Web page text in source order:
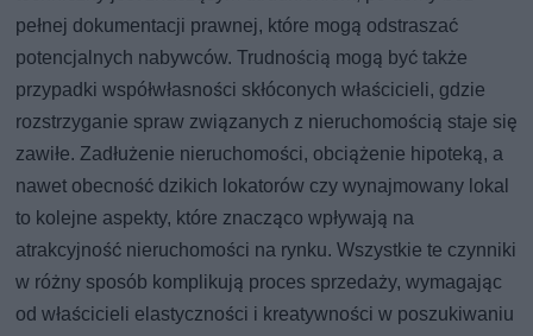
pełnej dokumentacji prawnej, które mogą odstraszać
potencjalnych nabywców. Trudnością mogą być także
przypadki współwłasności skłóconych właścicieli, gdzie
rozstrzyganie spraw związanych z nieruchomością staje się
zawiłe. Zadłużenie nieruchomości, obciążenie hipoteką, a
nawet obecność dzikich lokatorów czy wynajmowany lokal
to kolejne aspekty, które znacząco wpływają na
atrakcyjność nieruchomości na rynku. Wszystkie te czynniki
w różny sposób komplikują proces sprzedaży, wymagając
od właścicieli elastyczności i kreatywności w poszukiwaniu